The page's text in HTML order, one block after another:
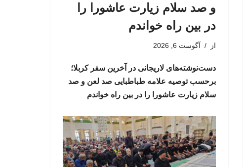
و صد سلام زیارت عاشورا را
در بین راه خواندم
از آگوست 6, 2026
دست‌نوشته‌های لاریجانی در آخرین سفر کربلا؛
برحسب توصیه علامه طباطبایی صد لعن و صد
سلام زیارت عاشورا را در بین راه خواندم